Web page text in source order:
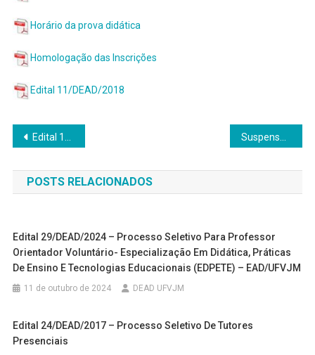
Horário da prova didática
Homologação das Inscrições
Edital 11/DEAD/2018
Navegação
de
Post
Edital 10/DEAD/2018 – Seleção interna de professores BOLSISTAS
POSTS RELACIONADOS
Edital 29/DEAD/2024 – Processo Seletivo Para Professor
Orientador Voluntário- Especialização Em Didática, Práticas
De Ensino E Tecnologias Educacionais (EDPETE) – EAD/UFVJM
11 de outubro de 2024 DEAD UFVJM
Edital 24/DEAD/2017 – Processo Seletivo De Tutores
Presenciais